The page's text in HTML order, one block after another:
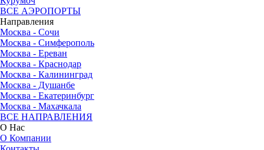
ВСЕ АЭРОПОРТЫ
Направления
Москва - Сочи
Москва - Симферополь
Москва - Ереван
Москва - Краснодар
Москва - Калининград
Москва - Душанбе
Москва - Екатеринбург
Москва - Махачкала
ВСЕ НАПРАВЛЕНИЯ
О Нас
О Компании